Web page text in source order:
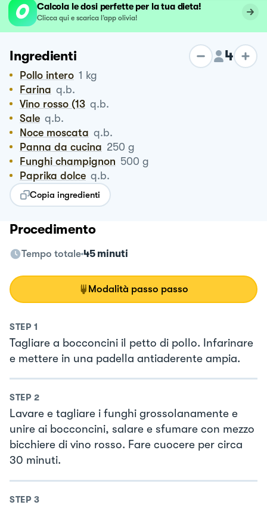
Calcola le dosi perfette per la tua dieta!
Clicca qui e scarica l’app olivia!
Ingredienti 4
Pollo intero 1 kg
Farina q.b.
Vino rosso (13 q.b.
Sale q.b.
Noce moscata q.b.
Panna da cucina 250 g
Funghi champignon 500 g
Paprika dolce q.b.
Copia ingredienti
Procedimento
Tempo totale 45 minuti
Modalità passo passo
STEP 1
Tagliare a bocconcini il petto di pollo. Infarinare
e mettere in una padella antiaderente ampia.
STEP 2
Lavare e tagliare i funghi grossolanamente e
unire ai bocconcini, salare e sfumare con mezzo
bicchiere di vino rosso. Fare cuocere per circa
30 minuti.
STEP 3